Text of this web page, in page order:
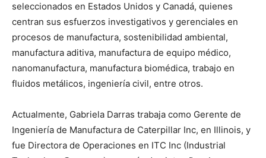
seleccionados en Estados Unidos y Canadá, quienes
centran sus esfuerzos investigativos y gerenciales en
procesos de manufactura, sostenibilidad ambiental,
manufactura aditiva, manufactura de equipo médico,
nanomanufactura, manufactura biomédica, trabajo en
fluidos metálicos, ingeniería civil, entre otros.
Actualmente, Gabriela Darras trabaja como Gerente de
Ingeniería de Manufactura de Caterpillar Inc, en Illinois, y
fue Directora de Operaciones en ITC Inc (Industrial